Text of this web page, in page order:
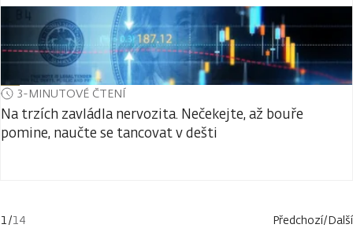
3-MINUTOVÉ ČTENÍ
Na trzích zavládla nervozita. Nečekejte, až bouře
pomine, naučte se tancovat v dešti
1/14 Předchozí/Další